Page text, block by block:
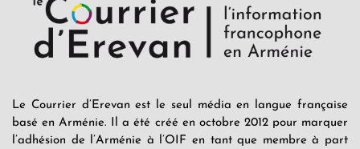
Le Courrier d’Erevan est le seul média en langue française
basé en Arménie. Il a été créé en octobre 2012 pour marquer
l’adhésion de l’Arménie à l’OIF en tant que membre à part